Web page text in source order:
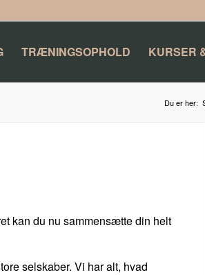
TRÆNINGSOPHOLD KURSER
Du er her:
kan du nu sammensætte din helt
selskaber. Vi har alt, hvad